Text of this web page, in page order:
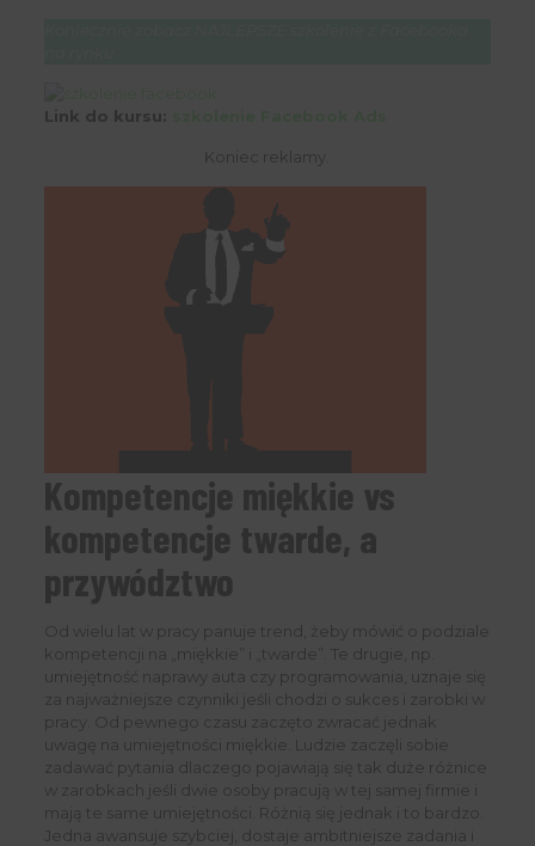
Link do kursu:
Koniec reklamy.
Kompetencje miękkie vs
kompetencje twarde, a
przywództwo
Od wielu lat w pracy panuje trend, żeby mówić o podziale
kompetencji na „miękkie” i „twarde”. Te drugie, np.
umiejętność naprawy auta czy programowania, uznaje się
za najważniejsze czynniki jeśli chodzi o sukces i zarobki w
pracy. Od pewnego czasu zaczęto zwracać jednak
uwagę na umiejętności miękkie. Ludzie zaczęli sobie
zadawać pytania dlaczego pojawiają się tak duże różnice
w zarobkach jeśli dwie osoby pracują w tej samej firmie i
mają te same umiejętności. Różnią się jednak i to bardzo.
Jedna awansuje szybciej, dostaje ambitniejsze zadania i